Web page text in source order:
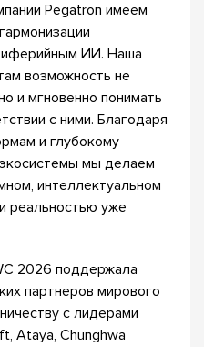
Pegatron имеем
ИИ. Наша
возможность не
и мгновенно понимать
с ними. Благодаря
и глубокому
мы делаем
интеллектуальном
реальностью уже
2026 поддержала
партнеров мирового
с лидерами
Ataya, Chunghwa